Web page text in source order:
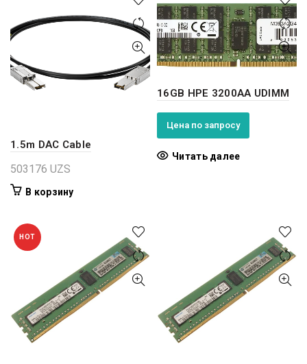
1.5m DAC Cable
503176 UZS
В корзину
16GB HPE 3200AA UDIMM
Цена по запросу
Читать далее
HOT